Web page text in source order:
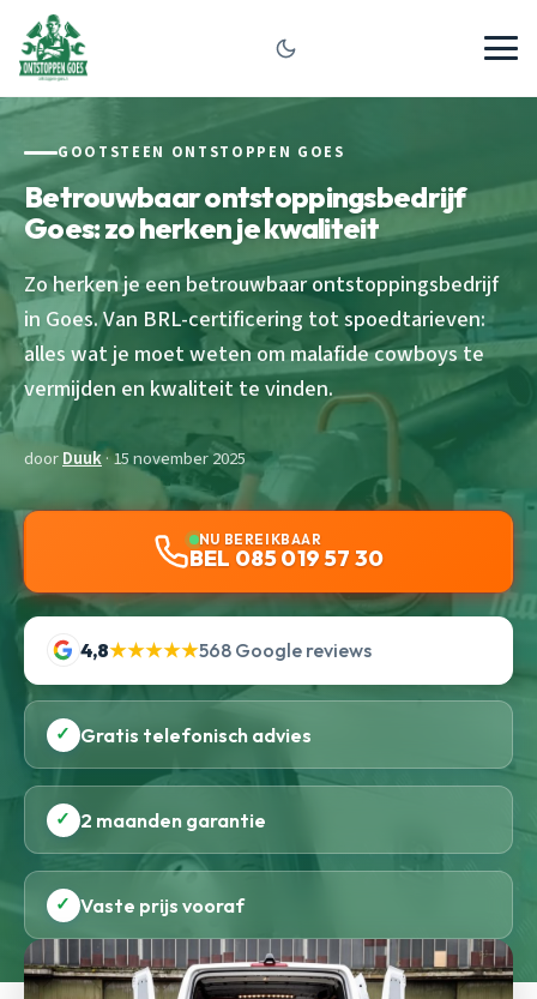
GOOTSTEEN ONTSTOPPEN GOES
Betrouwbaar ontstoppingsbedrijf
Goes: zo herken je kwaliteit
Zo herken je een betrouwbaar ontstoppingsbedrijf
in Goes. Van BRL-certificering tot spoedtarieven:
alles wat je moet weten om malafide cowboys te
vermijden en kwaliteit te vinden.
doorDuuk· 15 november 2025
NU BEREIKBAAR
BEL 085 019 57 30
4,8★★★★★568 Google reviews
✓ Gratis telefonisch advies
✓ 2 maanden garantie
✓ Vaste prijs vooraf